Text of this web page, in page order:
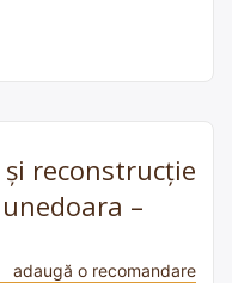
reconstrucție
–
adaugă o recomandare